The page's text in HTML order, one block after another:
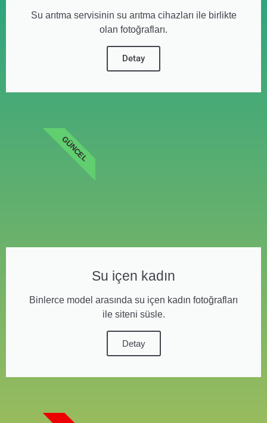
Su arıtma servisinin su arıtma cihazları ile birlikte
olan fotoğrafları.
Detay
Su içen kadın
Binlerce model arasında su içen kadın fotoğrafları
ile siteni süsle.
Detay
GÜNCEL